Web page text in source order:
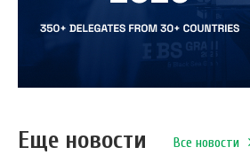
Еще новости Все новости